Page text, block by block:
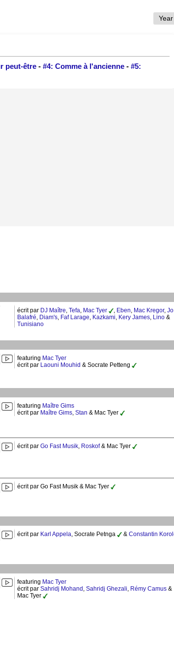
peut-être - #4: Comme à l'ancienne - #5:
écrit par DJ Maître, Tefa, Mac Tyer , Eben, Mac Kregor,
Balafré, Diam's, Faf Larage, Kazkami, Kery James, Lino &
Tunisiano
featuring Mac Tyer
écrit par Laouni Mouhid & Socrate Petteng
featuring Maître Gims
écrit par Maître Gims, Stan & Mac Tyer
écrit par Go Fast Musik, Roskof& Mac Tyer
écrit par Go Fast Musik & Mac Tyer
écrit par Karl Appela, Socrate Petnga & Constantin
featuring Mac Tyer
écrit par Sahridj Mohand , Sahridj Ghezali, Rémy Camus &
Mac Tyer